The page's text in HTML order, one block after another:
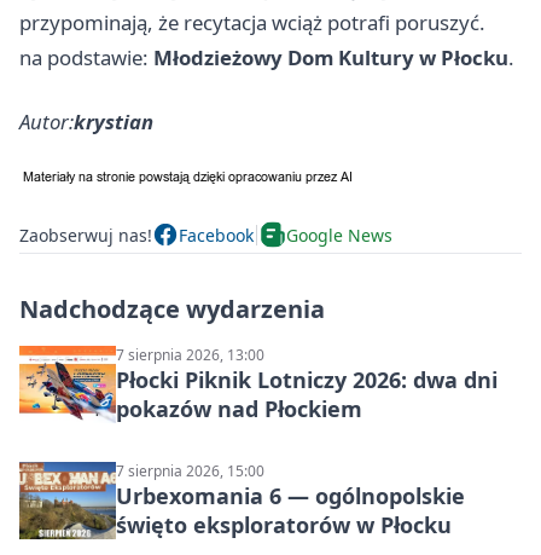
przypominają, że recytacja wciąż potrafi poruszyć.
na podstawie: Młodzieżowy Dom Kultury w Płocku.
Autor:krystian
Zaobserwuj nas! Facebook Google News
Nadchodzące wydarzenia
7 sierpnia 2026, 13:00
Płocki Piknik Lotniczy 2026: dwa dni
pokazów nad Płockiem
7 sierpnia 2026, 15:00
Urbexomania 6 — ogólnopolskie
święto eksploratorów w Płocku